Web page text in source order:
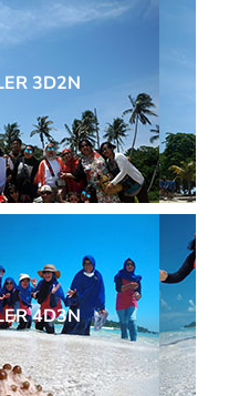
3D2N
4D3N